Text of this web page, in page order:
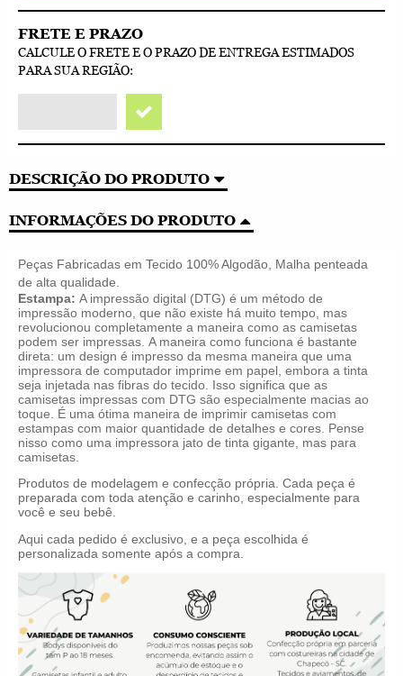
FRETE E PRAZO
CALCULE O FRETE E O PRAZO DE ENTREGA ESTIMADOS
PARA SUA REGIÃO:
DESCRIÇÃO DO PRODUTO
INFORMAÇÕES DO PRODUTO
Peças Fabricadas em Tecido 100% Algodão, Malha penteada
de alta qualidade.
Estampa: A impressão digital (DTG) é um método de
impressão moderno, que não existe há muito tempo, mas
revolucionou completamente a maneira como as camisetas
podem ser impressas. A maneira como funciona é bastante
direta: um design é impresso da mesma maneira que uma
impressora de computador imprime em papel, embora a tinta
seja injetada nas fibras do tecido. Isso significa que as
camisetas impressas com DTG são especialmente macias ao
toque. É uma ótima maneira de imprimir camisetas com
estampas com maior quantidade de detalhes e cores. Pense
nisso como uma impressora jato de tinta gigante, mas para
camisetas.
Produtos de modelagem e confecção própria. Cada peça é
preparada com toda atenção e carinho, especialmente para
você e seu bebê.
Aqui cada pedido é exclusivo, e a peça escolhida é
personalizada somente após a compra.